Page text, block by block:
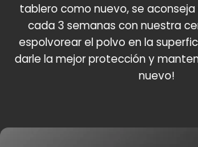
tablero como nuevo, se
cada 3 semanas con nuestra
espolvorear el polvo en la
darle la mejor protección y
nuevo!